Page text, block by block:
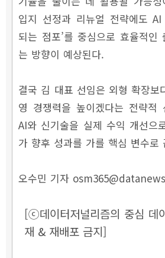
입지 선정과 리뉴얼 전략에도
되는 점포’를 중심으로 효율적인
는 방향이 예상된다.
결국 김 대표 선임은 외형 확장보
영 경쟁력을 높이겠다는 전략적
AI와 신기술을 실제 수익 개선으
가 향후 성과를 가를 핵심 변수로
오수민 기자
[ⓒ데이터저널리즘의 중심 데
재 & 재배포 금지]